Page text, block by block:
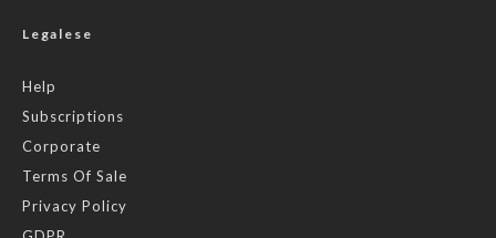
Legalese
Help
Subscriptions
Corporate
Terms Of Sale
Privacy Policy